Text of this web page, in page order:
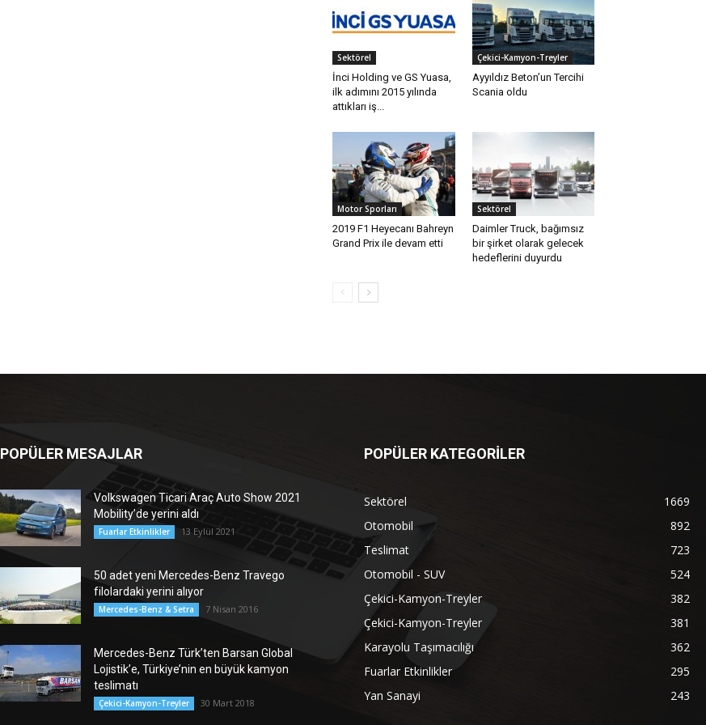
Sektörel
İnci Holding ve GS Yuasa,
ilk adımını 2015 yılında
attıkları iş...
Çekici-Kamyon-Treyler
Ayyıldız Beton’un Tercihi
Scania oldu
Motor Sporları
2019 F1 Heyecanı Bahreyn
Grand Prix ile devam etti
Sektörel
Daimler Truck, bağımsız
bir şirket olarak gelecek
hedeflerini duyurdu
POPÜLER MESAJLAR
Volkswagen Ticari Araç Auto Show 2021
Mobility’de yerini aldı
Fuarlar Etkinlikler 13 Eylül 2021
50 adet yeni Mercedes-Benz Travego
filolardaki yerini alıyor
Mercedes-Benz & Setra 7 Nisan 2016
Mercedes-Benz Türk’ten Barsan Global
Lojistik’e, Türkiye’nin en büyük kamyon
teslimatı
Çekici-Kamyon-Treyler 30 Mart 2018
POPÜLER KATEGORİLER
Sektörel
1669
Otomobil
892
Teslimat
723
Otomobil - SUV
524
Çekici-Kamyon-Treyler
382
Çekici-Kamyon-Treyler
381
Karayolu Taşımacılığı
362
Fuarlar Etkinlikler
295
Yan Sanayi
243